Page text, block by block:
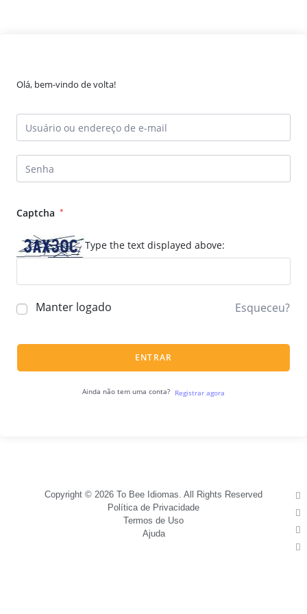
Olá, bem-vindo de volta!
Captcha *
Type the text displayed above:
Manter logado Esqueceu?
ENTRAR
Ainda não tem uma conta? Registrar agora
Copyright © 2026 To Bee Idiomas. All Rights Reserved
Política de Privacidade
Termos de Uso
Ajuda